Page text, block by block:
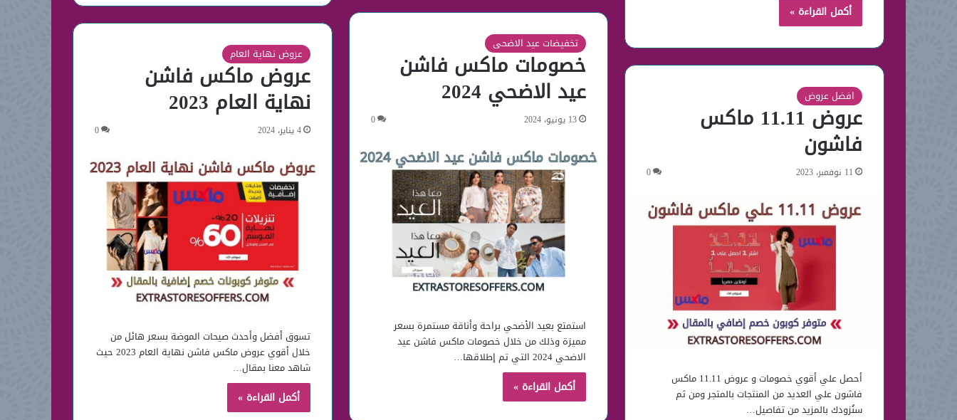
أكمل القراءة »
تخفيضات عيد الاضحى
خصومات ماكس فاشن
عيد الاضحي 2024
13 يونيو، 2024 0
استمتع بعيد الأضحي براحة وأناقة مستمرة بسعر
مميزة وذلك من خلال خصومات ماكس فاشن عيد
الاضحي 2024 التي تم إطلاقها…
أكمل القراءة »
عروض نهاية العام
عروض ماكس فاشن
نهاية العام 2023
4 يناير، 2024 0
تسوق أفضل وأحدث صيحات الموضة بسعر هائل من
خلال أقوي عروض ماكس فاشن نهاية العام 2023 حيث
شاهد معنا بمقال…
أكمل القراءة »
افضل عروض
عروض 11.11 ماكس
فاشون
11 نوفمبر، 2023 0
أحصل علي أقوي خصومات و عروض 11.11 ماكس
فاشون علي العديد من المنتجات بالمتجر ومن ثم
سنُزودك بالمزيد من تفاصيل…